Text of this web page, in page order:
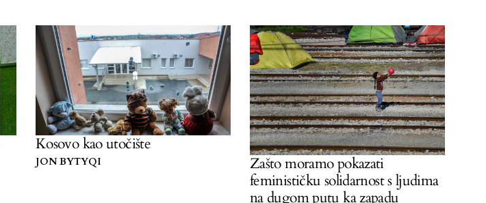
Kosovo kao utočište
JON BYTYQI
Zašto moramo pokazati
feminističku solidarnost s ljudima
na dugom putu ka zapadu